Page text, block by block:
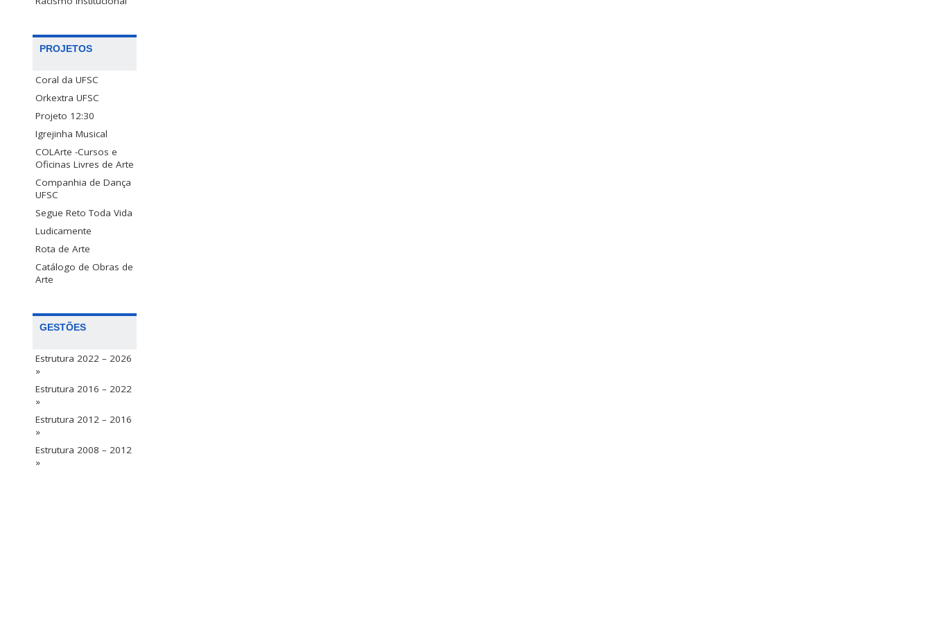
PROJETOS
Coral da UFSC
Orkextra UFSC
Projeto 12:30
Igrejinha Musical
COLArte -Cursos e
Oficinas Livres de Arte
Companhia de Dança
UFSC
Segue Reto Toda Vida
Ludicamente
Rota de Arte
Catálogo de Obras de
Arte
GESTÕES
Estrutura 2022 – 2026
»
Estrutura 2016 – 2022
»
Estrutura 2012 – 2016
»
Estrutura 2008 – 2012
»